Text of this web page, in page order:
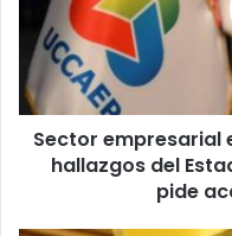
ante
hallazgos
del
Estado
de
Educación
Sector empresarial
hallazgos del
pide